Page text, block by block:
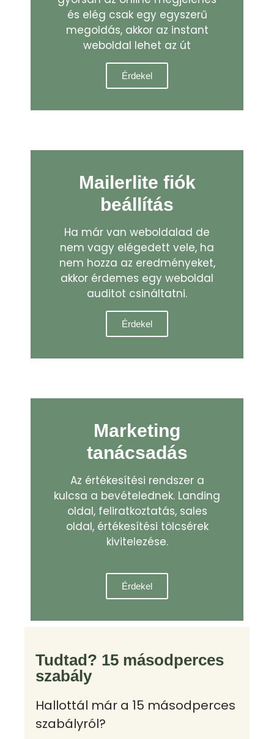
és elég csak egy egyszerű
megoldás, akkor az instant
weboldal lehet az út
Érdekel
Mailerlite fiók
beállítás
Ha már van weboldalad de
nem vagy elégedett vele, ha
nem hozza az eredményeket,
akkor érdemes egy weboldal
auditot csináltatni.
Érdekel
Marketing
tanácsadás
Az értékesítési rendszer a
kulcsa a bevételednek. Landing
oldal, feliratkoztatás, sales
oldal, értékesítési tölcsérek
kivitelezése.
Érdekel
Tudtad? 15 másodperces
szabály
Hallottál már a 15 másodperces
szabályról?